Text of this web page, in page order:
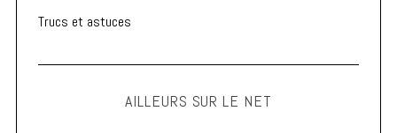
Trucs et astuces
AILLEURS SUR LE NET